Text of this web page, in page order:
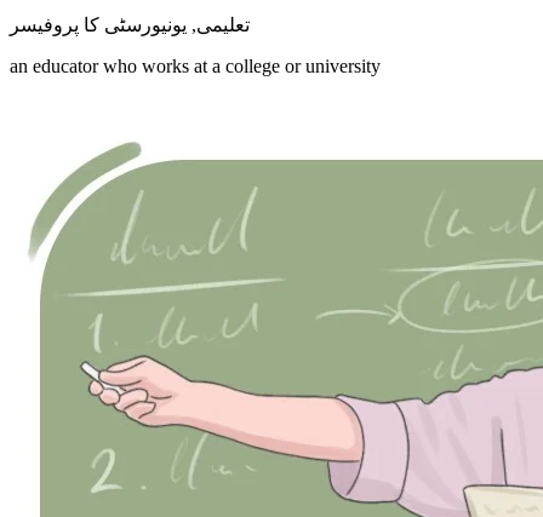
تعلیمی, یونیورسٹی کا پروفیسر
an educator who works at a college or university